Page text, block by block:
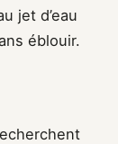
jet d’eau
éblouir.